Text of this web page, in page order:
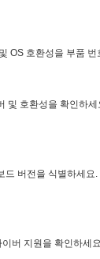
OS 호환성을 부품
및 호환성을 확인하세
드 버전을 식별하세요.
버 지원을 확인하세